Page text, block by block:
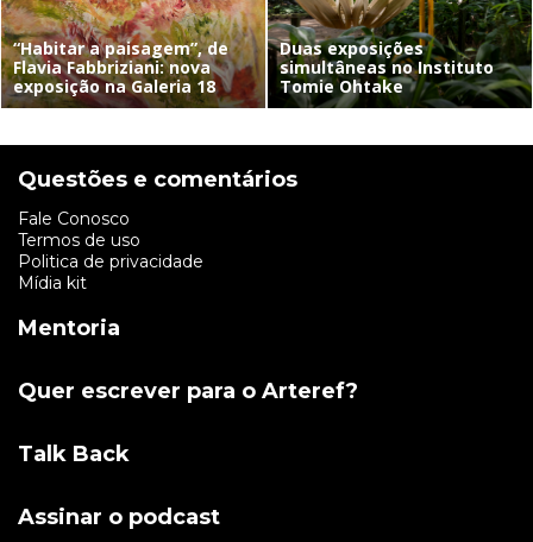
“Habitar a paisagem”, de
Flavia Fabbriziani: nova
exposição na Galeria 18
Duas exposições
simultâneas no Instituto
Tomie Ohtake
Questões e comentários
Fale Conosco
Termos de uso
Politica de privacidade
Mídia kit
Mentoria
Quer escrever para o Arteref?
Talk Back
Assinar o podcast